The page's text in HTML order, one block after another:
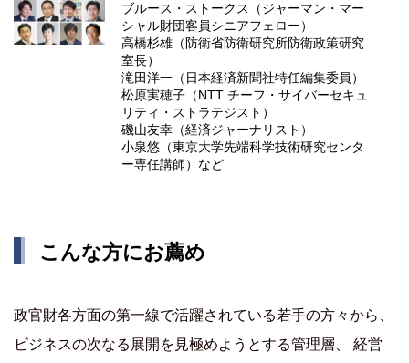
ブルース・ストークス（ジャーマン・マー
シャル財団客員シニアフェロー）
高橋杉雄（防衛省防衛研究所防衛政策研究
室長）
滝田洋一（日本経済新聞社特任編集委員）
松原実穂子（NTT チーフ・サイバーセキュ
リティ・ストラテジスト）
磯山友幸（経済ジャーナリスト）
小泉悠（東京大学先端科学技術研究センタ
ー専任講師）など
こんな方にお薦め
政官財各方面の第一線で活躍されている若手の方々から、
ビジネスの次なる展開を見極めようとする管理層、 経営